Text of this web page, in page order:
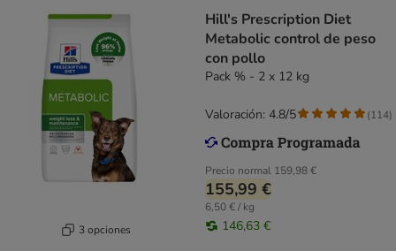
3 opciones
Hill's Prescription Diet
Metabolic control de peso
con pollo
Pack % - 2 x 12 kg
Precio normal 159,98 €
155,99 €
6,50 € / kg
146,63 €
Valoración: 4.8/5 (114)